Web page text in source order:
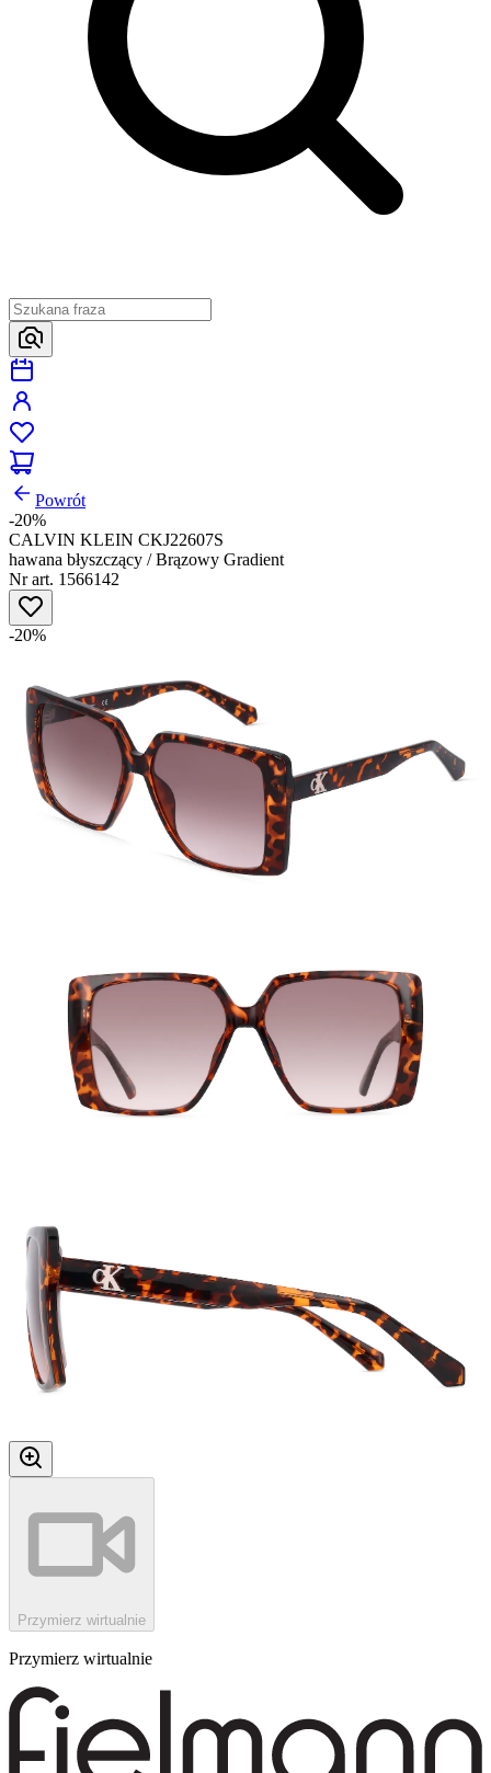
Powrót
-20%
CALVIN KLEIN CKJ22607S
hawana błyszczący / Brązowy Gradient
Nr art. 1566142
-20%
Przymierz wirtualnie
Przymierz wirtualnie